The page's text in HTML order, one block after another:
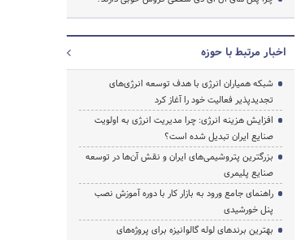
اخبار مرتبط با حوزه
شبکه همیاران انرژی با هدف توسعه انرژی‌های
تجدیدپذیر فعالیت خود را آغاز کرد
افزایش هزینه انرژی: چرا مدیریت انرژی به اولویت
صنایع ایران تبدیل شده است؟
بزرگترین پتروشیمی‌های ایران و نقش آن‌ها در توسعه
صنایع پلیمری
راهنمای جامع ورود به بازار کار با دوره آموزش نصب
پنل خورشیدی
بهترین برندهای لوله گالوانیزه برای پروژه‌های